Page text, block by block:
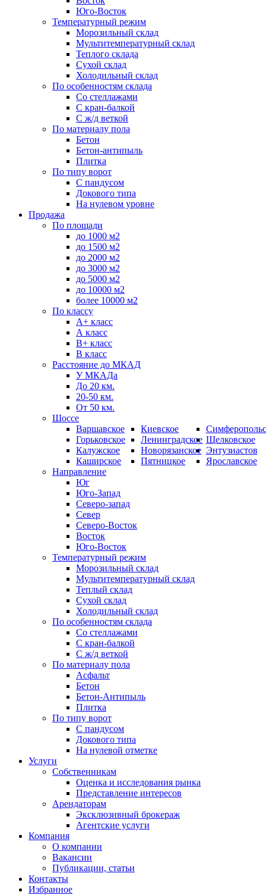
Юго-Восток
Температурный режим
Морозильный склад
Мультитемпературный склад
Теплого склада
Сухой склад
Холодильный склад
По особенностям склада
Со стеллажами
С кран-балкой
С ж/д веткой
По материалу пола
Бетон
Бетон-антипыль
Плитка
По типу ворот
С пандусом
Докового типа
На нулевом уровне
Продажа
По площади
до 1000 м2
до 1500 м2
до 2000 м2
до 3000 м2
до 5000 м2
до 10000 м2
более 10000 м2
По классу
A+ класс
А класс
В+ класс
B класс
Расстояние до МКАД
У МКАДа
До 20 км.
20-50 км.
От 50 км.
Шоссе
Варшавское
Горьковское
Калужское
Каширское
Киевское
Ленинградское
Новорязанское
Пятницкое
Щелковское
Энтузиастов
Ярославское
Направление
Юг
Юго-Запад
Северо-запад
Север
Северо-Восток
Восток
Юго-Восток
Температурный режим
Морозильный склад
Мультитемпературный склад
Теплый склад
Сухой склад
Холодильный склад
По особенностям склада
Со стеллажами
С кран-балкой
С ж/д веткой
По материалу пола
Асфальт
Бетон
Бетон-Антипыль
Плитка
По типу ворот
С пандусом
Докового типа
На нулевой отметке
Услуги
Собственникам
Оценка и исследования рынка
Представление интересов
Арендаторам
Эксклюзивный брокераж
Агентские услуги
Компания
О компании
Вакансии
Публикации, статьи
Контакты
Избранное